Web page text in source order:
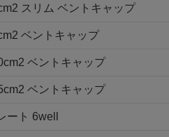
スリム ベントキャップ
ベントキャップ
ベントキャップ
ベントキャップ
ト 6well